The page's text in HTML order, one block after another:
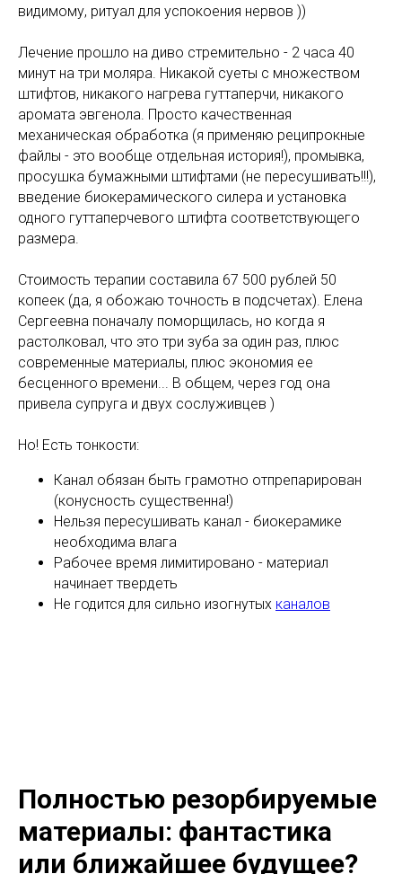
видимому, ритуал для успокоения нервов ))
Лечение прошло на диво стремительно - 2 часа 40
минут на три моляра. Никакой суеты с множеством
штифтов, никакого нагрева гуттаперчи, никакого
аромата эвгенола. Просто качественная
механическая обработка (я применяю реципрокные
файлы - это вообще отдельная история!), промывка,
просушка бумажными штифтами (не пересушивать!!!),
введение биокерамического силера и установка
одного гуттаперчевого штифта соответствующего
размера.
Стоимость терапии составила 67 500 рублей 50
копеек (да, я обожаю точность в подсчетах). Елена
Сергеевна поначалу поморщилась, но когда я
растолковал, что это три зуба за один раз, плюс
современные материалы, плюс экономия ее
бесценного времени... В общем, через год она
привела супруга и двух сослуживцев )
Но! Есть тонкости:
Канал обязан быть грамотно отпрепарирован
(конусность существенна!)
Нельзя пересушивать канал - биокерамике
необходима влага
Рабочее время лимитировано - материал
начинает твердеть
Не годится для сильно изогнутых каналов
Полностью резорбируемые
материалы: фантастика
или ближайшее будущее?